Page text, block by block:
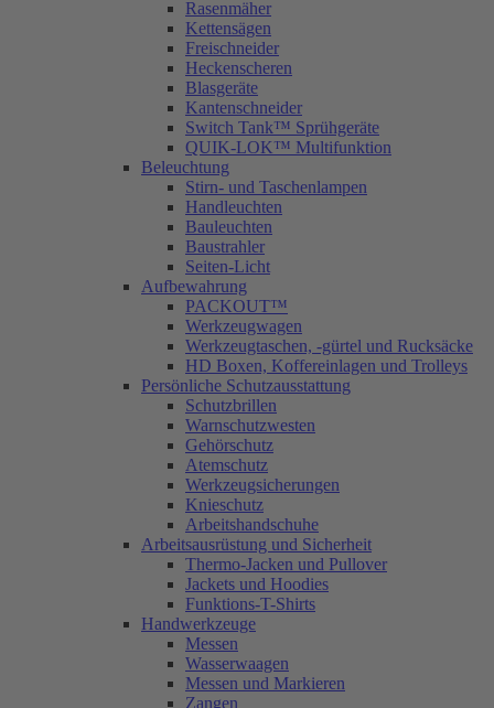
Rasenmäher
Kettensägen
Freischneider
Heckenscheren
Blasgeräte
Kantenschneider
Switch Tank™ Sprühgeräte
QUIK-LOK™ Multifunktion
Beleuchtung
Stirn- und Taschenlampen
Handleuchten
Bauleuchten
Baustrahler
Seiten-Licht
Aufbewahrung
PACKOUT™
Werkzeugwagen
Werkzeugtaschen, -gürtel und Rucksäcke
HD Boxen, Koffereinlagen und Trolleys
Persönliche Schutzausstattung
Schutzbrillen
Warnschutzwesten
Gehörschutz
Atemschutz
Werkzeugsicherungen
Knieschutz
Arbeitshandschuhe
Arbeitsausrüstung und Sicherheit
Thermo-Jacken und Pullover
Jackets und Hoodies
Funktions-T-Shirts
Handwerkzeuge
Messen
Wasserwaagen
Messen und Markieren
Zangen